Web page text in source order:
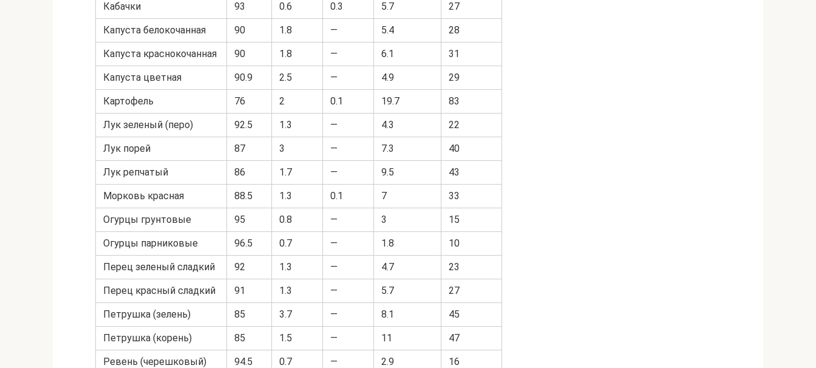
Кабачки 93 0.6 0.3 5.7 27
Капуста белокочанная 90 1.8 — 5.4 28
Капуста краснокочанная 90 1.8 — 6.1 31
Капуста цветная 90.9 2.5 — 4.9 29
Картофель 76 2 0.1 19.7 83
Лук зеленый (перо) 92.5 1.3 — 4.3 22
Лук порей 87 3 — 7.3 40
Лук репчатый 86 1.7 — 9.5 43
Морковь красная 88.5 1.3 0.1 7 33
Огурцы грунтовые 95 0.8 — 3 15
Огурцы парниковые 96.5 0.7 — 1.8 10
Перец зеленый сладкий 92 1.3 — 4.7 23
Перец красный сладкий 91 1.3 — 5.7 27
Петрушка (зелень) 85 3.7 — 8.1 45
Петрушка (корень) 85 1.5 — 11 47
Ревень (черешковый) 94.5 0.7 — 2.9 16